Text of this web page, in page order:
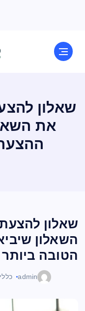
שאלון
את
שאלון
השאלון
הטובה ביותר
admin כללי